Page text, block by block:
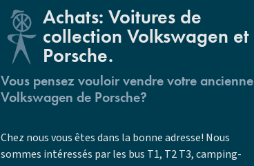
Achats: Voitures de
collection Volkswagen et
Porsche.
Vous pensez vouloir vendre votre ancienne
Volkswagen de Porsche?
Chez nous vous êtes dans la bonne adresse! Nous
sommes intéressés par les bus T1, T2 T3, camping-